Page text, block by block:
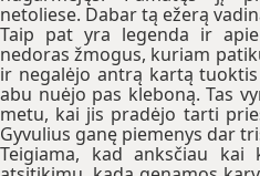
netoliese. Dabar tą ežerą
Taip pat yra legenda ir
nedoras žmogus, kuriam
ir negalėjo antrą kartą
abu nuėjo pas kleboną. Tas
metu, kai jis pradėjo tarti
Gyvulius ganę piemenys dar
Teigiama, kad anksčiau kai